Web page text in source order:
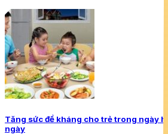
Tăng sức đề kháng cho trẻ trong ngày
ngày